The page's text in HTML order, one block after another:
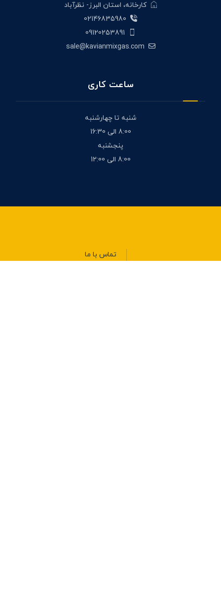
کارخانه، استان البرز- نظرآباد
02146835980
09120253891
sale@kavianmixgas.com
ساعت کاری
شنبه تا چهارشنبه
8:00 الی 16:30
پنجشنبه
8:00 الی 1۲:00
تماس با ما